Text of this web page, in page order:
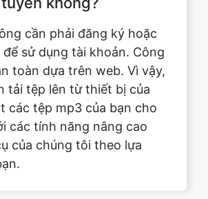
toàn dựa trên web. Vì vậy,
tải tệp lên từ thiết bị của
các tệp mp3 của bạn cho
các tính năng nâng cao
của chúng tôi theo lựa
mong đợi chất lượng